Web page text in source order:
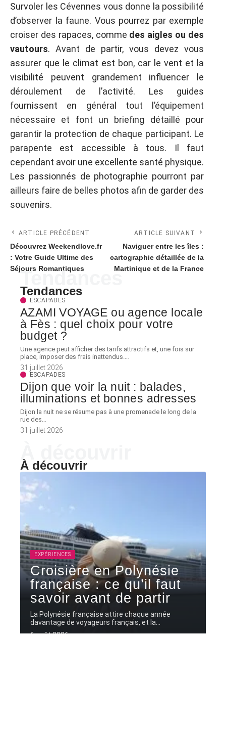
Survoler les Cévennes vous donne la possibilité
d’observer la faune. Vous pourrez par exemple
croiser des rapaces, comme des aigles ou des
vautours. Avant de partir, vous devez vous
assurer que le climat est bon, car le vent et la
visibilité peuvent grandement influencer le
déroulement de l’activité. Les guides
fournissent en général tout l’équipement
nécessaire et font un briefing détaillé pour
garantir la protection de chaque participant. Le
parapente est accessible à tous. Il faut
cependant avoir une excellente santé physique.
Les passionnés de photographie pourront par
ailleurs faire de belles photos afin de garder des
souvenirs.
ARTICLE PRÉCÉDENT
Découvrez Weekendlove.fr
: Votre Guide Ultime des
Séjours Romantiques
ARTICLE SUIVANT
Naviguer entre les îles :
cartographie détaillée de la
Martinique et de la France
Tendances
Tendances
ESCAPADES
AZAMI VOYAGE ou agence locale
à Fès : quel choix pour votre
budget ?
Une agence peut afficher des tarifs attractifs et, une fois sur
place, imposer des frais inattendus.
31 juillet 2026
ESCAPADES
Dijon que voir la nuit : balades,
illuminations et bonnes adresses
Dijon la nuit ne se résume pas à une promenade le long de la
rue des
31 juillet 2026
À découvrir
EXPÉRIENCES
Croisière en Polynésie
française : ce qu’il faut
savoir avant de partir
La Polynésie française attire chaque année
davantage de voyageurs français, et la
6 août 2026